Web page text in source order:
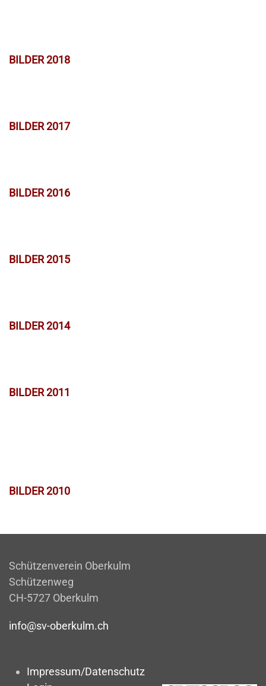
BILDER 2018
BILDER 2017
BILDER 2016
BILDER 2015
BILDER 2014
BILDER 2011
BILDER 2010
Schützenverein Oberkulm
Schützenweg
CH-5727 Oberkulm
info@sv-oberkulm.ch
Impressum/Datenschutz